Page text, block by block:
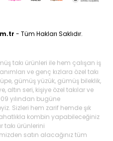
- Tüm Hakları Saklıdır.
takı ürünleri ile hem çalışan iş
ve genç kızlara özel takı
gümüş yüzük, gümüş bileklik,
altın seri, kişiye özel takılar ve
yılından bugüne
Sizleri hem zarif hemde şık
kombin yapabileceğiniz
takı ürünlerini
satın alacağınız tüm